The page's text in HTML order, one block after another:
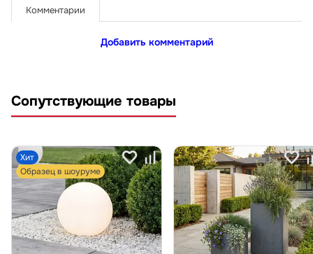
Комментарии
Добавить комментарий
Сопутствующие товары
Хит
Образец в шоуруме